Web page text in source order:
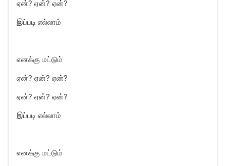
ஏன்? ஏன்? ஏன்?
இப்படி எல்லாம்
எனக்கு மட்டும்
ஏன்? ஏன்? ஏன்?
ஏன்? ஏன்? ஏன்?
இப்படி எல்லாம்
எனக்கு மட்டும்